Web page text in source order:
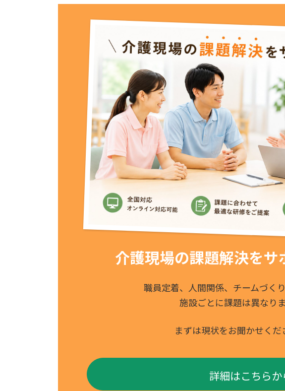
介護現場の課題解決をサ
職員定着、人間関係、チームづくり
施設ごとに課題は異なりま
まずは現状をお聞かせくだ
詳細はこちらか